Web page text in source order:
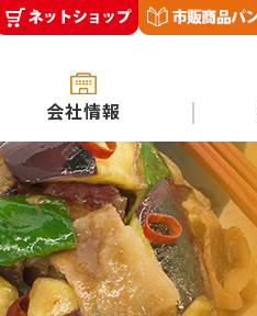
会社情報